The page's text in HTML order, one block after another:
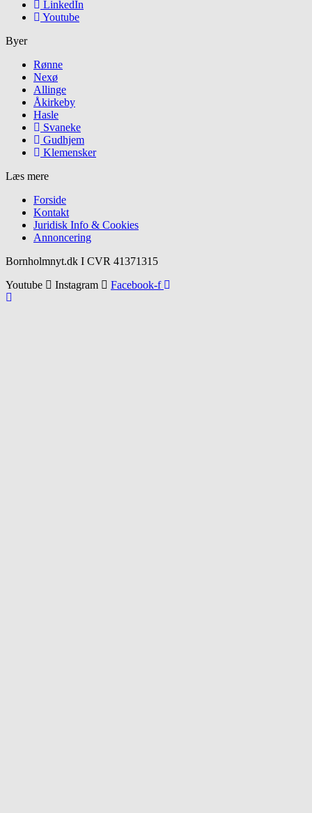
LinkedIn
Youtube
Byer
Rønne
Nexø
Allinge
Åkirkeby
Hasle
Svaneke
Gudhjem
Klemensker
Læs mere
Forside
Kontakt
Juridisk Info & Cookies​
Annoncering
Bornholmnyt.dk I CVR 41371315
Youtube
Instagram Facebook-f